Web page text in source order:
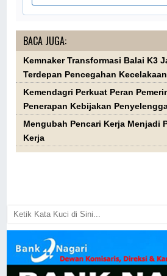
BACA JUGA:
Kemnaker Transformasi Balai K3
Terdepan Pencegahan
Kemendagri Perkuat Peran
Penerapan Kebijakan
Mengubah Pencari Kerja Menjadi
Kerja